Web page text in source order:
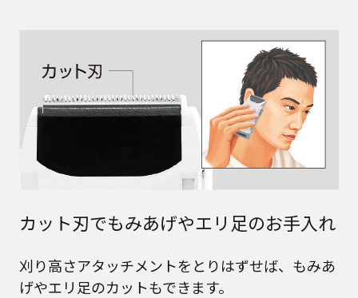
カット刃でもみあげやエリ足のお手入れ
刈り高さアタッチメントをとりはずせば、もみあ
げやエリ足のカットもできます。